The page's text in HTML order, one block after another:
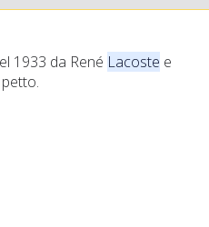
1933 da René Lacoste e